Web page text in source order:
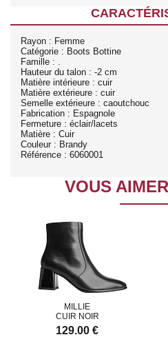
Rayon : Femme
Catégorie : Boots Bottine
Famille : .
Hauteur du talon : -2 cm
Matière intérieure : cuir
Matière extérieure : cuir
Semelle extérieure : caoutchouc
Fabrication : Espagnole
Fermeture : éclair/lacets
Matière : Cuir
Couleur : Brandy
Référence : 6060001
VOUS
MILLIE
CUIR NOIR
129.00 €